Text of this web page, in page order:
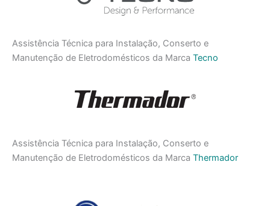
Assistência Técnica para Instalação, Conserto e
Manutenção de Eletrodomésticos da Marca Tecno
Assistência Técnica para Instalação, Conserto e
Manutenção de Eletrodomésticos da Marca Thermador